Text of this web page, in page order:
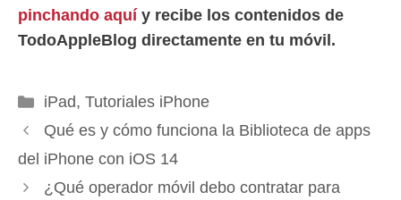
pinchando aquíy recibe los contenidos de
TodoAppleBlog directamente en tu móvil.
Categorías
iPad, Tutoriales iPhone
Qué es y cómo funciona la Biblioteca de apps
del iPhone con iOS 14
¿Qué operador móvil debo contratar para